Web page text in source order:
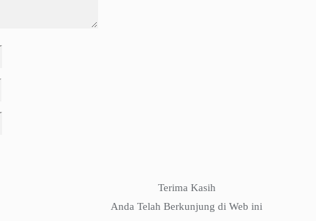
Terima Kasih
Anda Telah Berkunjung di Web ini